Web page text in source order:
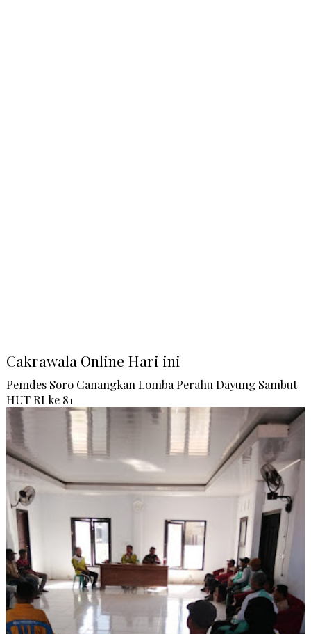
Cakrawala Online Hari ini
Pemdes Soro Canangkan Lomba Perahu Dayung Sambut
HUT RI ke 81